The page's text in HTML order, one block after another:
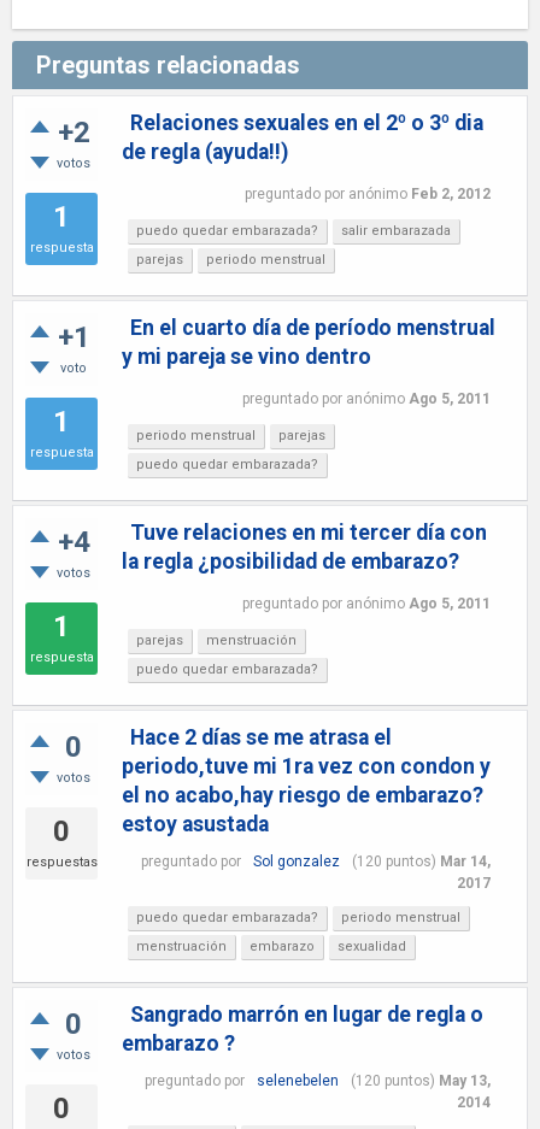
Preguntas relacionadas
+2
votos
1
respuesta
Relaciones sexuales en el 2º o 3º dia
de regla (ayuda!!)
preguntado por anónimo Feb 2, 2012
puedo quedar embarazada?
salir embarazada
parejas
periodo menstrual
+1
voto
1
respuesta
En el cuarto día de período menstrual
y mi pareja se vino dentro
preguntado por anónimo Ago 5, 2011
periodo menstrual
parejas
puedo quedar embarazada?
+4
votos
1
respuesta
Tuve relaciones en mi tercer día con
la regla ¿posibilidad de embarazo?
preguntado por anónimo Ago 5, 2011
parejas
menstruación
puedo quedar embarazada?
0
votos
0
respuestas
Hace 2 días se me atrasa el
periodo,tuve mi 1ra vez con condon y
el no acabo,hay riesgo de embarazo?
estoy asustada
preguntado por Sol gonzalez (120 puntos) Mar 14,
2017
puedo quedar embarazada?
periodo menstrual
menstruación
embarazo sexualidad
0
votos
0
Sangrado marrón en lugar de regla o
embarazo ?
preguntado por selenebelen (120 puntos) May 13,
2014